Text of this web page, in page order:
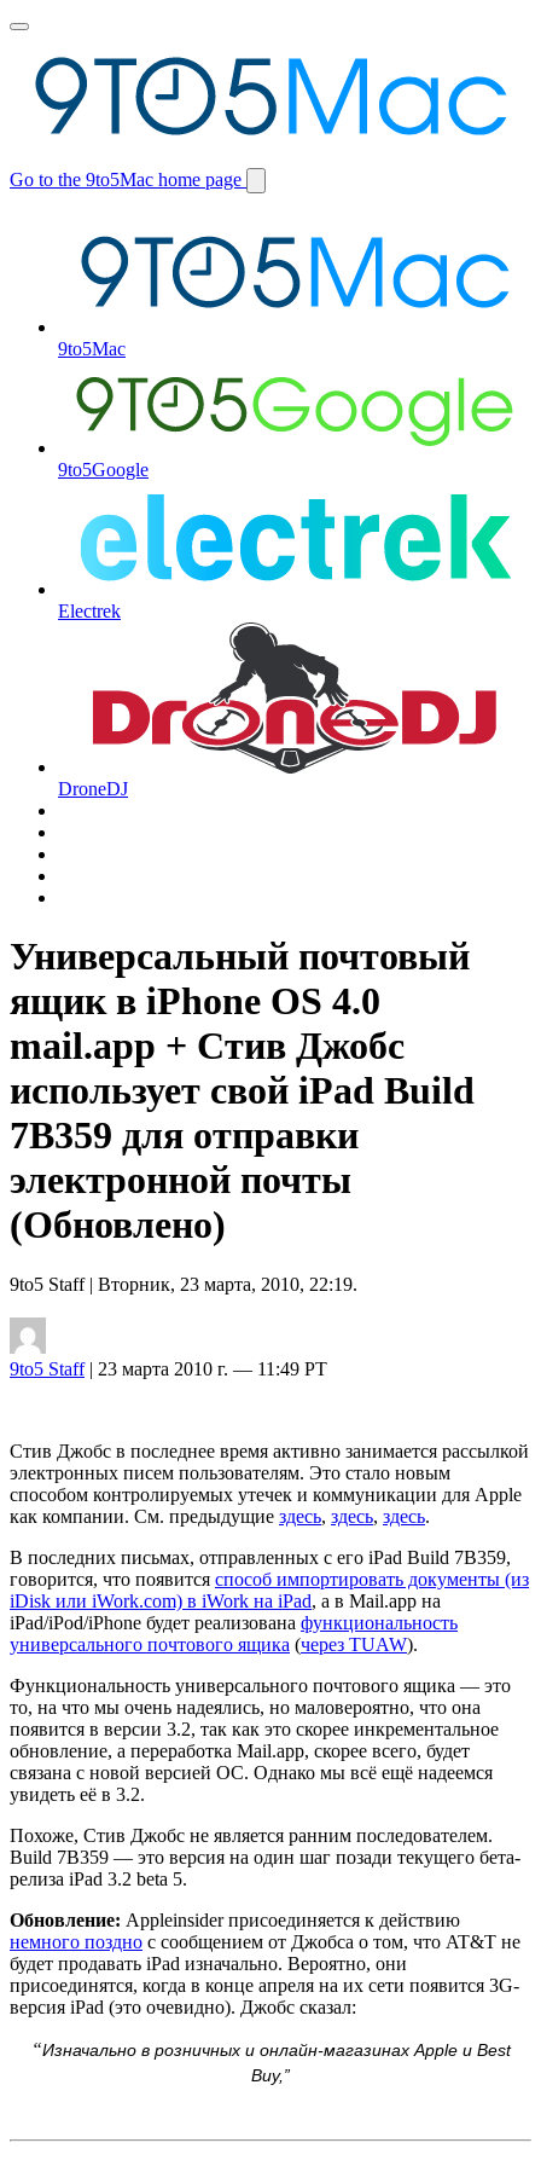
Toggle
menu
Go to the 9to5Mac home page
Switch
9to5Mac
9to5Google
Electrek
DroneDJ
Универсальный почтовый
ящик в iPhone OS 4.0
mail.app + Стив Джобс
использует свой iPad Build
7B359 для отправки
электронной почты
(Обновлено)
9to5 Staff| Вторник, 23 марта, 2010, 22:19.
9to5 Staff| 23 марта 2010 г. — 11:49 PT
Стив Джобс в последнее время активно занимается рассылкой
электронных писем пользователям. Это стало новым
способом контролируемых утечек и коммуникации для Apple
как компании. См. предыдущие здесь, здесь, здесь.
В последних письмах, отправленных с его iPad Build 7B359,
говорится, что появится способ импортировать документы (из
iDisk или iWork.com) в iWork на iPad, а в Mail.app на
iPad/iPod/iPhone будет реализована функциональность
универсального почтового ящика (через TUAW).
Функциональность универсального почтового ящика — это
то, на что мы очень надеялись, но маловероятно, что она
появится в версии 3.2, так как это скорее инкрементальное
обновление, а переработка Mail.app, скорее всего, будет
связана с новой версией ОС. Однако мы всё ещё надеемся
увидеть её в 3.2.
Похоже, Стив Джобс не является ранним последователем.
Build 7B359 — это версия на один шаг позади текущего бета-
релиза iPad 3.2 beta 5.
Обновление: Appleinsider присоединяется к действию
немного поздно с сообщением от Джобса о том, что AT&T не
будет продавать iPad изначально. Вероятно, они
присоединятся, когда в конце апреля на их сети появится 3G-
версия iPad (это очевидно). Джобс сказал:
“Изначально в розничных и онлайн-магазинах Apple и Best
Buy,”